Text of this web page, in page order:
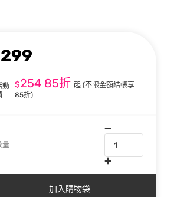
299
動
$254 85折起(不限金額結帳享
85折)
量
加入購物袋